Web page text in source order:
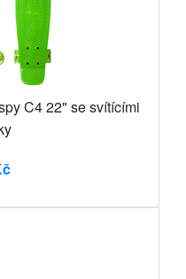
C4 22" se svítícími